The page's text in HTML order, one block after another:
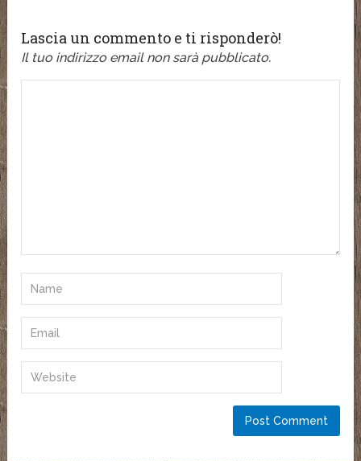
Lascia un commento e ti risponderò!
Il tuo indirizzo email non sarà pubblicato.